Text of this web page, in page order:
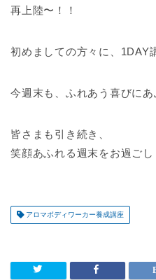
再上陸〜！！
初めましての方々に、1DAY
今週末も、ふれあう喜びにあ
皆さまも引き続き、
笑顔あふれる週末をお過ごし
アロマボディワーカー養成講座